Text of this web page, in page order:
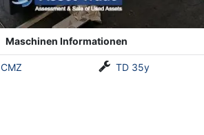
Maschinen Informationen
CMZ TD 35y